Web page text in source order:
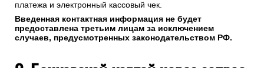
платежа и электронный кассовый чек.
Введенная контактная информация не будет
предоставлена третьим лицам за исключением
случаев, предусмотренных законодательством РФ.